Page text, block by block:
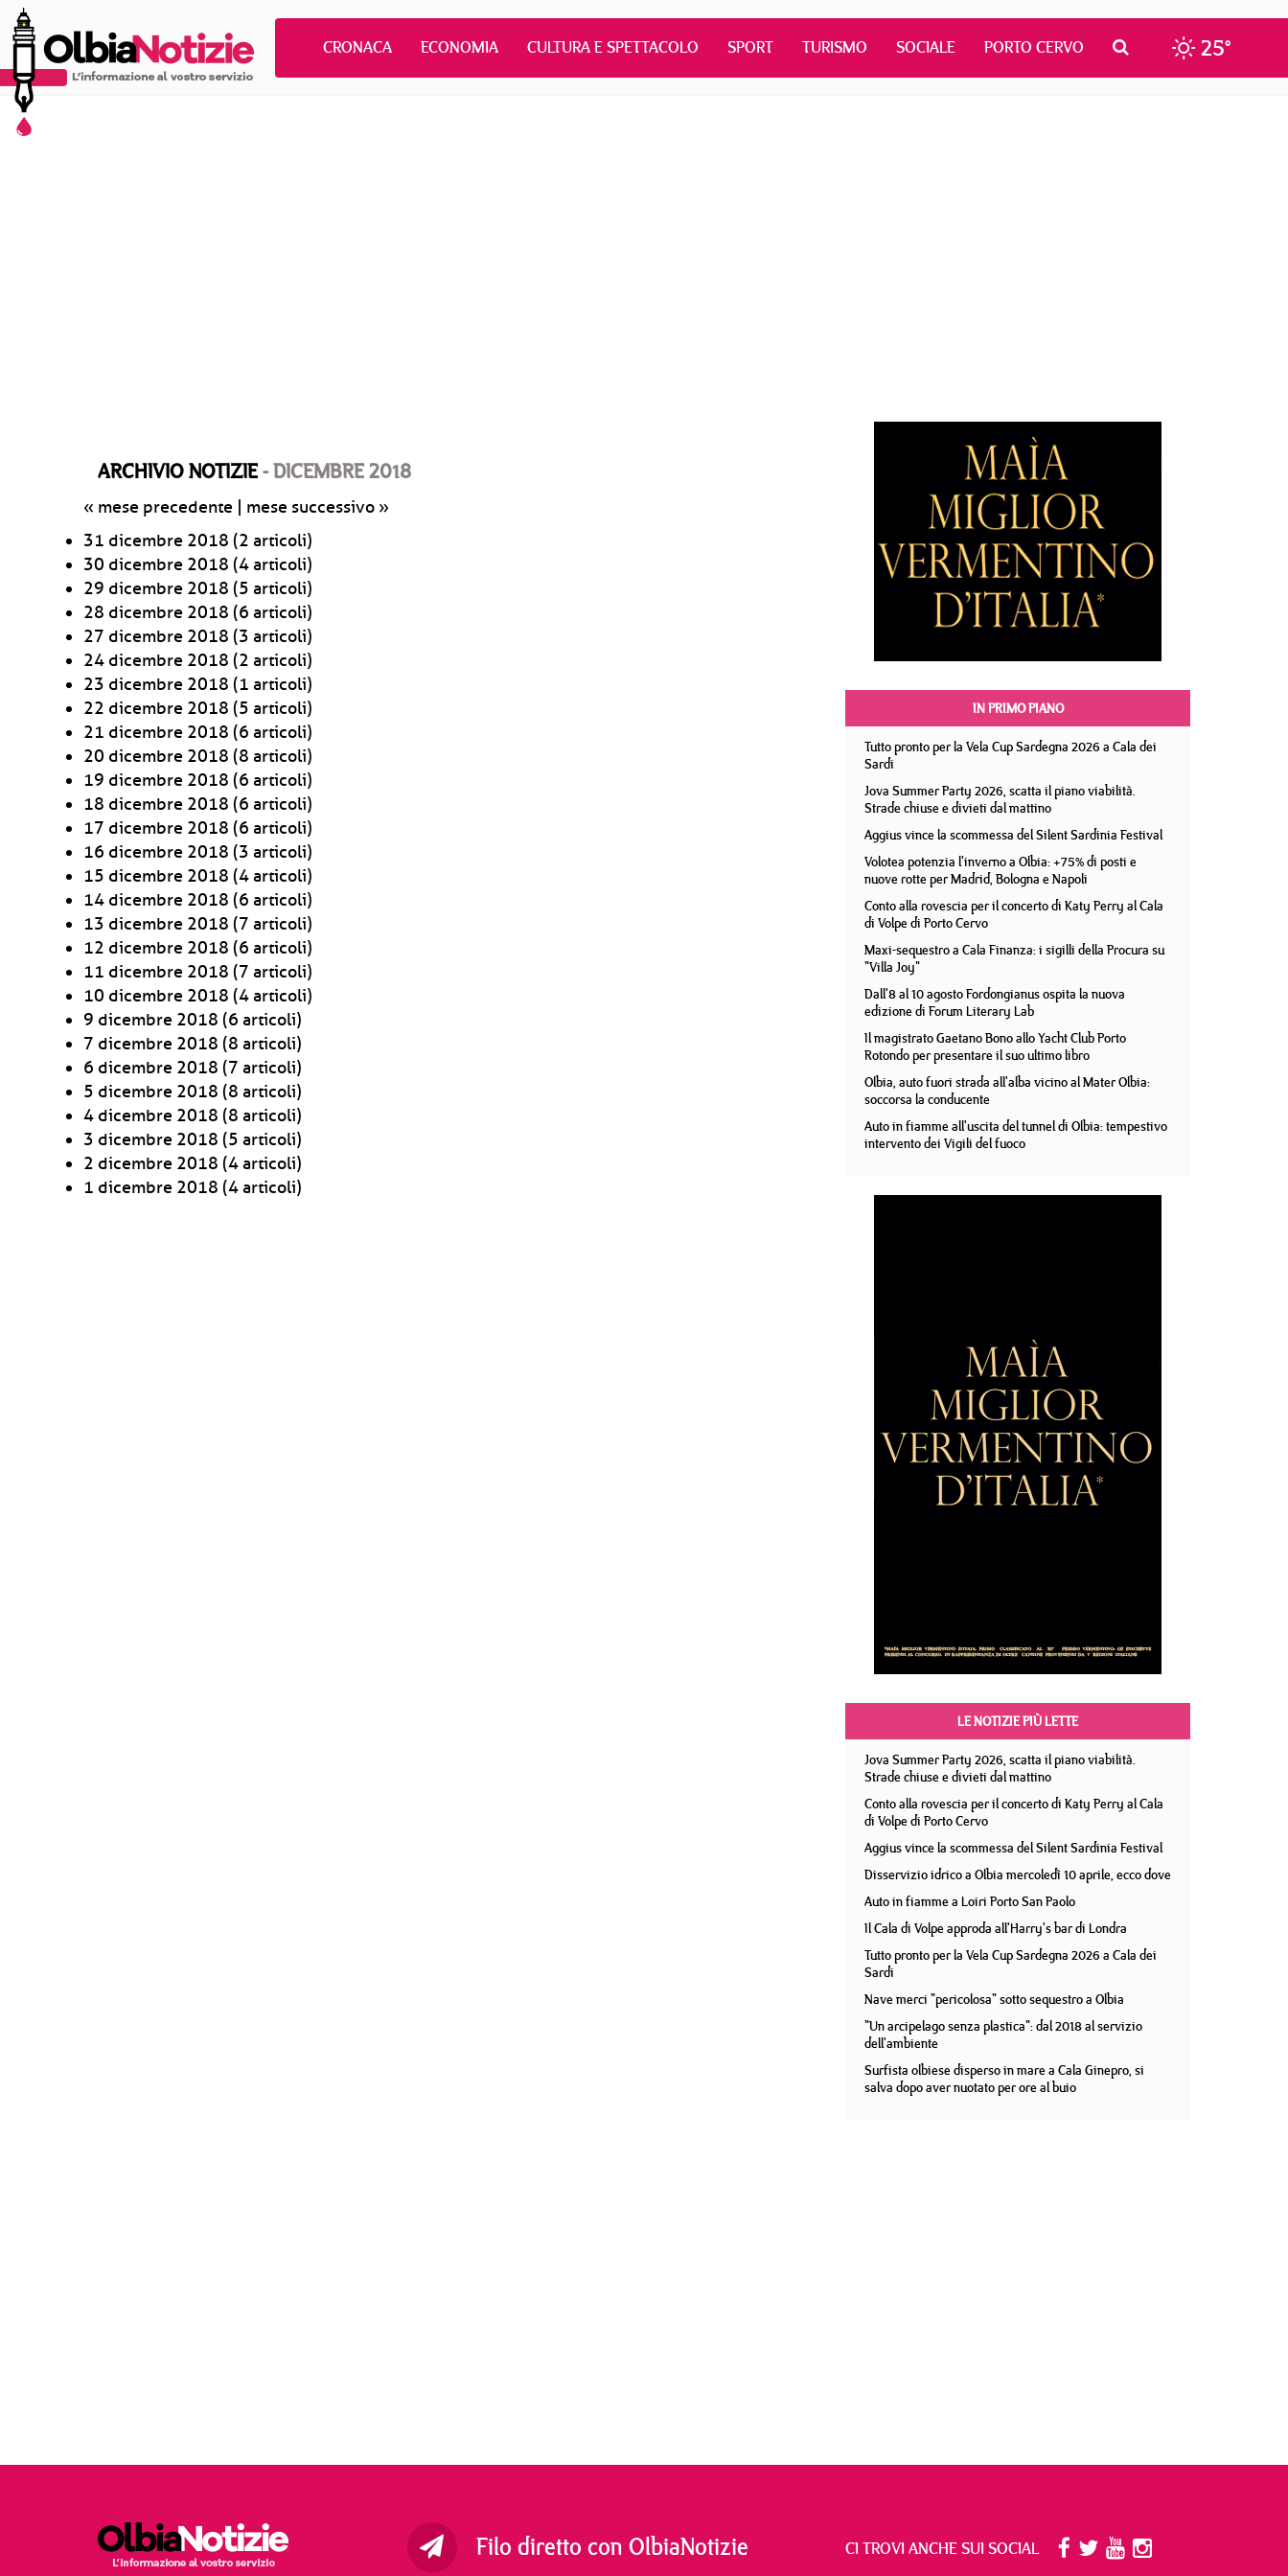
CRONACA ECONOMIA CULTURA E SPETTACOLO SPORT TURISMO SOCIALE PORTO CERVO 25°
ARCHIVIO NOTIZIE- DICEMBRE 2018
« mese precedente
mese successivo »
31 dicembre 2018 (2 articoli)
30 dicembre 2018 (4 articoli)
29 dicembre 2018 (5 articoli)
28 dicembre 2018 (6 articoli)
27 dicembre 2018 (3 articoli)
24 dicembre 2018 (2 articoli)
23 dicembre 2018 (1 articoli)
22 dicembre 2018 (5 articoli)
21 dicembre 2018 (6 articoli)
20 dicembre 2018 (8 articoli)
19 dicembre 2018 (6 articoli)
18 dicembre 2018 (6 articoli)
17 dicembre 2018 (6 articoli)
16 dicembre 2018 (3 articoli)
15 dicembre 2018 (4 articoli)
14 dicembre 2018 (6 articoli)
13 dicembre 2018 (7 articoli)
12 dicembre 2018 (6 articoli)
11 dicembre 2018 (7 articoli)
10 dicembre 2018 (4 articoli)
9 dicembre 2018 (6 articoli)
7 dicembre 2018 (8 articoli)
6 dicembre 2018 (7 articoli)
5 dicembre 2018 (8 articoli)
4 dicembre 2018 (8 articoli)
3 dicembre 2018 (5 articoli)
2 dicembre 2018 (4 articoli)
1 dicembre 2018 (4 articoli)
IN PRIMO PIANO
Tutto pronto per la Vela Cup Sardegna 2026 a Cala dei
Sardi
Jova Summer Party 2026, scatta il piano viabilità.
Strade chiuse e divieti dal mattino
Aggius vince la scommessa del Silent Sardinia Festival
Volotea potenzia l'inverno a Olbia: +75% di posti e
nuove rotte per Madrid, Bologna e Napoli
Conto alla rovescia per il concerto di Katy Perry al Cala
di Volpe di Porto Cervo
Maxi-sequestro a Cala Finanza: i sigilli della Procura su
"Villa Joy"
Dall'8 al 10 agosto Fordongianus ospita la nuova
edizione di Forum Literary Lab
Il magistrato Gaetano Bono allo Yacht Club Porto
Rotondo per presentare il suo ultimo libro
Olbia, auto fuori strada all'alba vicino al Mater Olbia:
soccorsa la conducente
Auto in fiamme all'uscita del tunnel di Olbia: tempestivo
intervento dei Vigili del fuoco
LE NOTIZIE PIÙ LETTE
Jova Summer Party 2026, scatta il piano viabilità.
Strade chiuse e divieti dal mattino
Conto alla rovescia per il concerto di Katy Perry al Cala
di Volpe di Porto Cervo
Aggius vince la scommessa del Silent Sardinia Festival
Disservizio idrico a Olbia mercoledì 10 aprile, ecco dove
Auto in fiamme a Loiri Porto San Paolo
Il Cala di Volpe approda all'Harry's bar di Londra
Tutto pronto per la Vela Cup Sardegna 2026 a Cala dei
Sardi
Nave merci "pericolosa" sotto sequestro a Olbia
"Un arcipelago senza plastica": dal 2018 al servizio
dell'ambiente
Surfista olbiese disperso in mare a Cala Ginepro, si
salva dopo aver nuotato per ore al buio
Filo diretto con OlbiaNotizie CI TROVI ANCHE SUI SOCIAL